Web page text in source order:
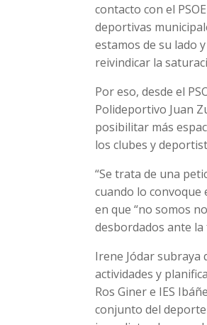
contacto con el
deportivas
estamos de su lado
reivindicar la
Por eso, desde el
Polideportivo Juan
posibilitar más
los clubes y
“Se trata de una
cuando lo convoque
en que “no somos
desbordados ante
Irene Jódar subraya
actividades y
Ros Giner e IES
conjunto del